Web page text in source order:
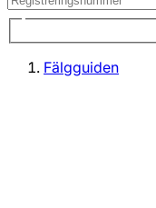
Fälgguiden